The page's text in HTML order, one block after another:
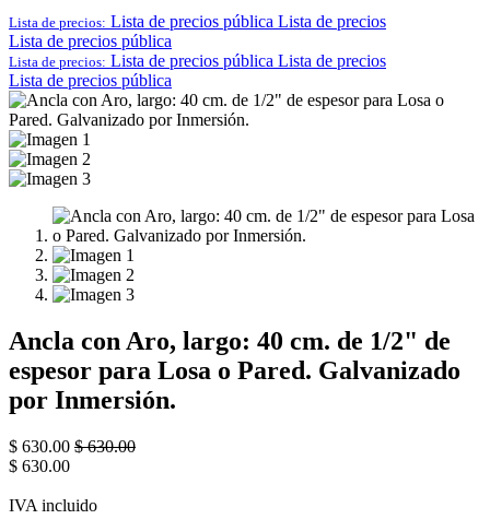
Lista de precios: Lista de precios pública Lista de precios
Lista de precios pública
Lista de precios: Lista de precios pública Lista de precios
Lista de precios pública
Ancla con Aro, largo: 40 cm. de 1/2" de
espesor para Losa o Pared. Galvanizado
por Inmersión.
$ 630.00 $630.00
$ 630.00
IVA incluido